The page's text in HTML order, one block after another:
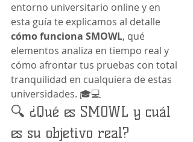
entorno universitario online y en
esta guía te explicamos al detalle
cómo funciona SMOWL, qué
elementos analiza en tiempo real y
cómo afrontar tus pruebas con total
tranquilidad en cualquiera de estas
universidades. 🎓💻
🔍 ¿Qué es SMOWL y cuál
es su objetivo real?